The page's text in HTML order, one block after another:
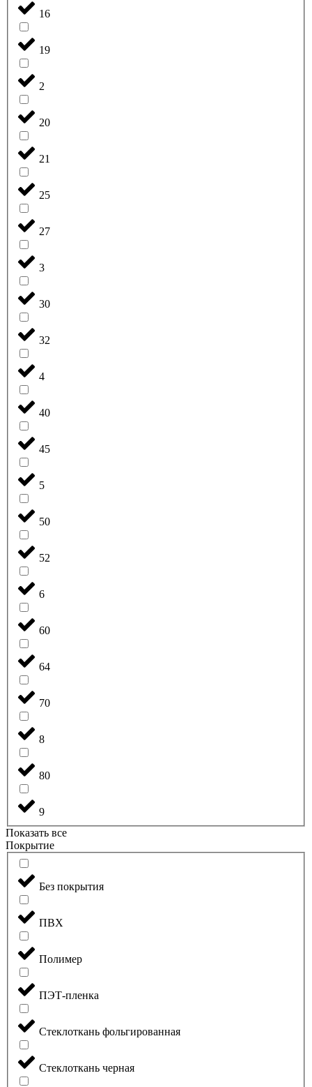
16
19
2
20
21
25
27
3
30
32
4
40
45
5
50
52
6
60
64
70
8
80
9
Показать все
Покрытие
Без покрытия
ПВХ
Полимер
ПЭТ-пленка
Стеклоткань фольгированная
Стеклоткань черная